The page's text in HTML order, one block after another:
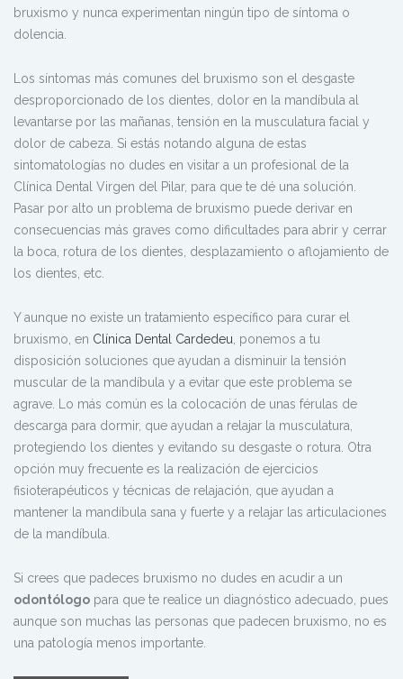
bruxismo y nunca experimentan ningún tipo de síntoma o
dolencia.
Los síntomas más comunes del bruxismo son el desgaste
desproporcionado de los dientes, dolor en la mandíbula al
levantarse por las mañanas, tensión en la musculatura facial y
dolor de cabeza. Si estás notando alguna de estas
sintomatologías no dudes en visitar a un profesional de la
Clínica Dental Virgen del Pilar, para que te dé una solución.
Pasar por alto un problema de bruxismo puede derivar en
consecuencias más graves como dificultades para abrir y cerrar
la boca, rotura de los dientes, desplazamiento o aflojamiento de
los dientes, etc.
Y aunque no existe un tratamiento específico para curar el
bruxismo, en Clínica Dental Cardedeu , ponemos a tu
disposición soluciones que ayudan a disminuir la tensión
muscular de la mandíbula y a evitar que este problema se
agrave. Lo más común es la colocación de unas férulas de
descarga para dormir, que ayudan a relajar la musculatura,
protegiendo los dientes y evitando su desgaste o rotura. Otra
opción muy frecuente es la realización de ejercicios
fisioterapéuticos y técnicas de relajación, que ayudan a
mantener la mandíbula sana y fuerte y a relajar las articulaciones
de la mandíbula.
Si crees que padeces bruxismo no dudes en acudir a un
odontólogo para que te realice un diagnóstico adecuado, pues
aunque son muchas las personas que padecen bruxismo, no es
una patología menos importante.